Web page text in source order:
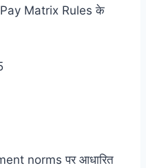
Matrix Rules के
norms पर आधारित